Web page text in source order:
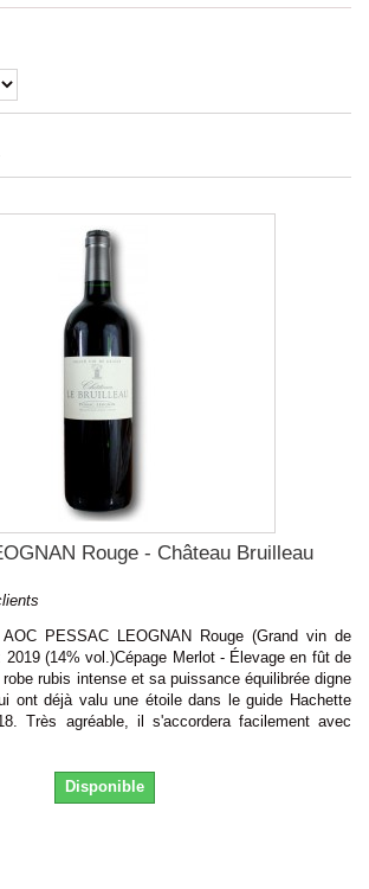
Rouge - Château Bruilleau
PESSAC LEOGNAN Rouge (Grand vin de
2019 (14% vol.)Cépage Merlot - Élevage en fût de
rubis intense et sa puissance équilibrée digne
ont déjà valu une étoile dans le guide Hachette
Très agréable, il s'accordera facilement avec
Disponible